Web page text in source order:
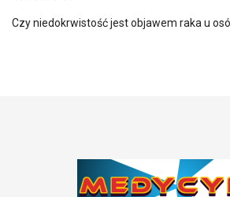
Czy niedokrwistość jest objawem raka u